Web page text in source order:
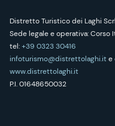
Distretto Turistico dei Laghi Scrl
Sede legale e operativa: Corso
tel:+39 0323 30416
infoturismo@distrettolaghi.ite
www.distrettolaghi.it
P.I. 01648650032